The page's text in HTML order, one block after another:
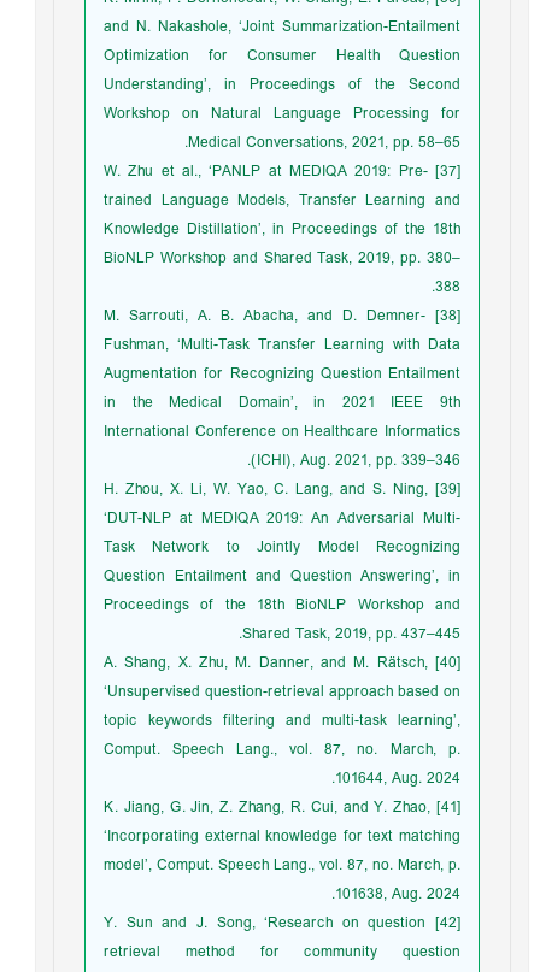
and N. Nakashole, ‘Joint Summarization-Entailment
Optimization for Consumer Health Question
Understanding’, in Proceedings of the Second
Workshop on Natural Language Processing for
Medical Conversations, 2021, pp. 58–65.
[37] W. Zhu et al., ‘PANLP at MEDIQA 2019: Pre-
trained Language Models, Transfer Learning and
Knowledge Distillation’, in Proceedings of the 18th
BioNLP Workshop and Shared Task, 2019, pp. 380–
388.
[38] M. Sarrouti, A. B. Abacha, and D. Demner-
Fushman, ‘Multi-Task Transfer Learning with Data
Augmentation for Recognizing Question Entailment
in the Medical Domain’, in 2021 IEEE 9th
International Conference on Healthcare Informatics
(ICHI), Aug. 2021, pp. 339–346.
[39] H. Zhou, X. Li, W. Yao, C. Lang, and S. Ning,
‘DUT-NLP at MEDIQA 2019: An Adversarial Multi-
Task Network to Jointly Model Recognizing
Question Entailment and Question Answering’, in
Proceedings of the 18th BioNLP Workshop and
Shared Task, 2019, pp. 437–445.
[40] A. Shang, X. Zhu, M. Danner, and M. Rätsch,
‘Unsupervised question-retrieval approach based on
topic keywords filtering and multi-task learning’,
Comput. Speech Lang., vol. 87, no. March, p.
101644, Aug. 2024.
[41] K. Jiang, G. Jin, Z. Zhang, R. Cui, and Y. Zhao,
‘Incorporating external knowledge for text matching
model’, Comput. Speech Lang., vol. 87, no. March, p.
101638, Aug. 2024.
[42] Y. Sun and J. Song, ‘Research on question
retrieval method for community question